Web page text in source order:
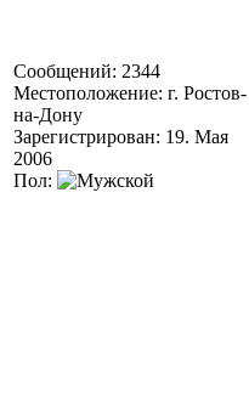
Сообщений: 2344
Местоположение: г. Ростов-
на-Дону
Зарегистрирован: 19. Мая
2006
Пол: